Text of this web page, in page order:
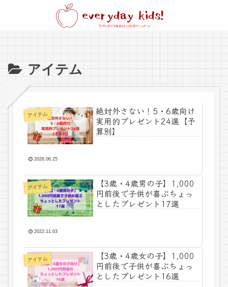
アイテム
アイテム
絶対外さない！5・6歳向け
実用的プレゼント24選【予
算別】
2026.06.25
アイテム
【3歳・4歳男の子】1,000
円前後で子供が喜ぶちょっ
としたプレゼント17選
2022.11.03
アイテム
【3歳・4歳女の子】1,000
円前後で子供が喜ぶちょっ
としたプレゼント16選